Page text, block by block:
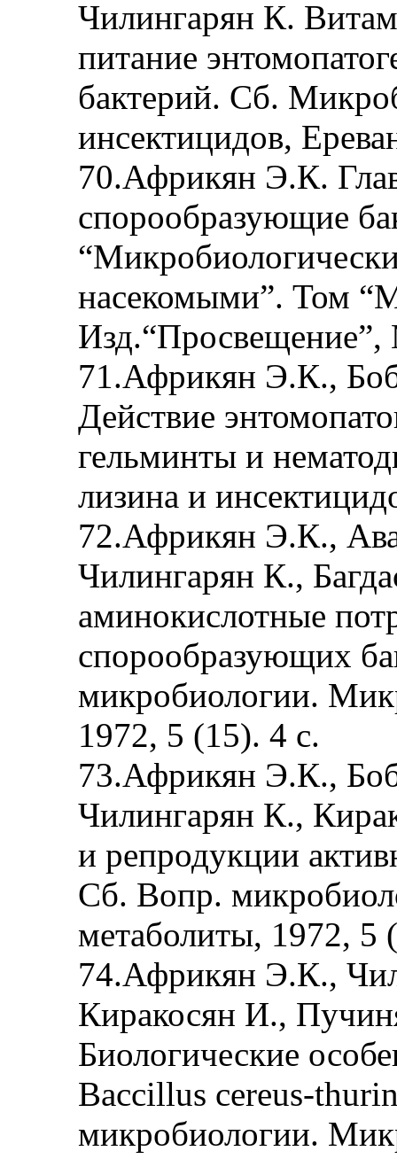
Чилингарян К.
питание
бактерий. Сб.
инсектицидов,
70.Африкян Э.К.
спорообразующие
насекомыми”. Том
Изд.“Просвещение”,
71.Африкян Э.К.,
Действие
гельминты и
лизина и
72.Африкян Э.К.,
Чилингарян К.,
аминокислотные
спорообразующих
микробиологии.
1972, 5 (15). 4 с.
73.Африкян Э.К.,
Чилингарян К.,
и репродукции
Сб. Вопр.
метаболиты, 1972, 5
74.Африкян Э.К.,
Киракосян И.,
Биологические
Baccillus cereus-
микробиологии.